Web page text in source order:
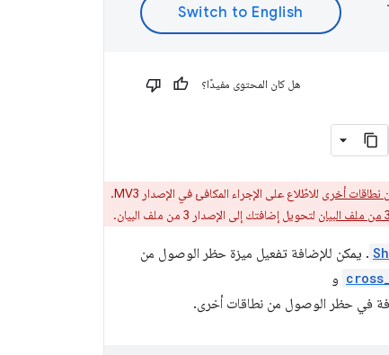
هل كان المحتوى مفيدًا؟
للاطّلاع على الإجراء المكافئ في الإصدار MV3.
لتحويل إضافتك إلى الإصدار 3 من ملف البيان.
. يمكن للإضافة تفعيل ميزة حظر الوصول من
و
في حظر الوصول من نطاقات أخرى.